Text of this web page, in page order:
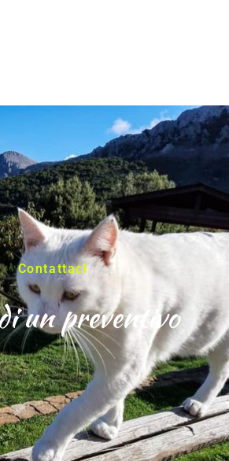
Contattaci
un preventivo